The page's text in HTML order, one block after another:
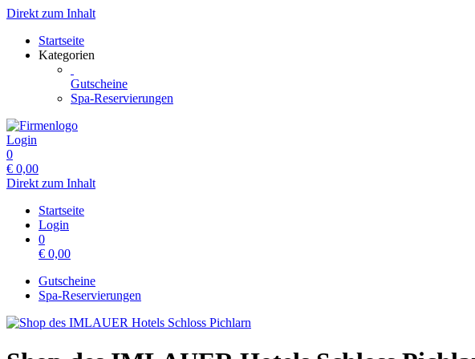
Direkt zum Inhalt
Startseite
Kategorien
Gutscheine
Spa-Reservierungen
Login
0
€ 0,00
Direkt zum Inhalt
Startseite
Login
0
€ 0,00
Gutscheine
Spa-Reservierungen